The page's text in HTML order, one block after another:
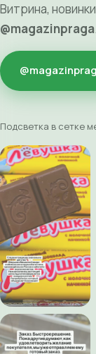
Витрина,
@magazinpraga.
Подсветка в сетке